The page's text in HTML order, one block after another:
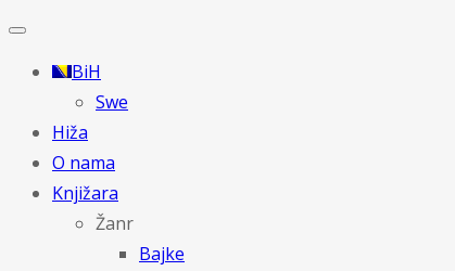
BiH
Swe
Hiža
O nama
Knjižara
Žanr
Bajke